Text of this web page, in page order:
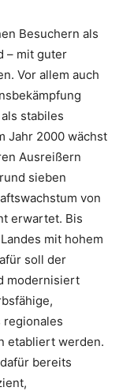
Besuchern als
– mit guter
Vor allem auch
stabiles
Jahr 2000 wächst
Ausreißern
sieben
von
erwartet. Bis
mit hohem
soll der
modernisiert
etabliert werden.
bereits